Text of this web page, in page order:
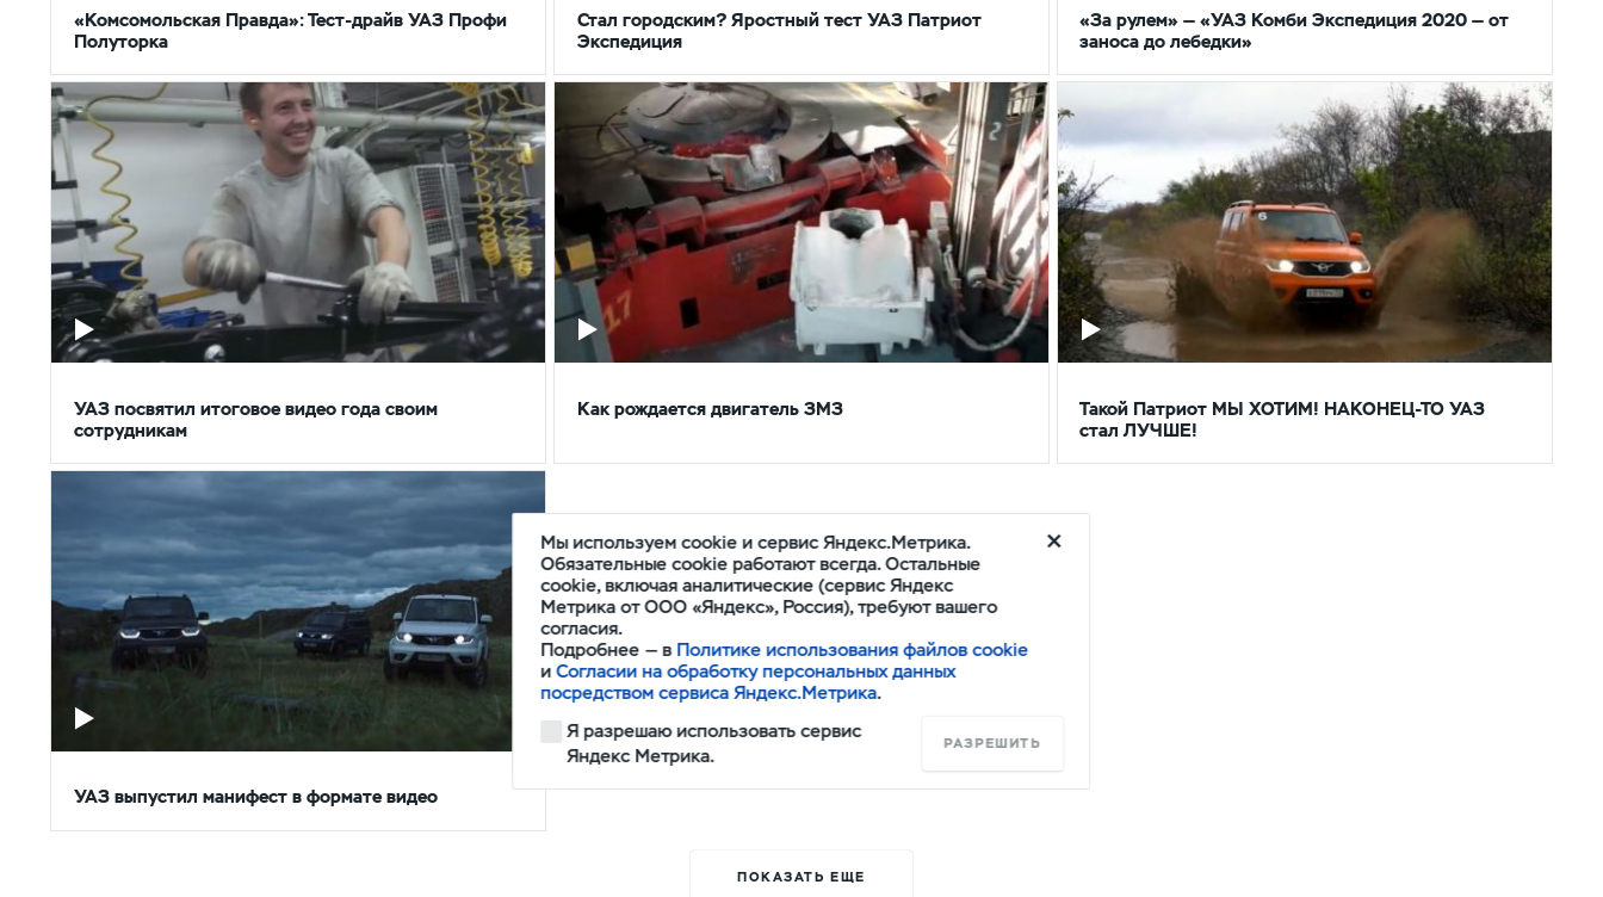
«Комсомольская Правда»: Тест-драйв УАЗ Профи
Полуторка
Стал городским? Яростный тест УАЗ Патриот
Экспедиция
«За рулем» — «УАЗ Комби Экспедиция 2020 — от
заноса до лебедки»
УАЗ посвятил итоговое видео года своим
сотрудникам
Как рождается двигатель ЗМЗ
Такой Патриот МЫ ХОТИМ! НАКОНЕЦ-ТО УАЗ
стал ЛУЧШЕ!
УАЗ выпустил манифест в формате видео
ПОКАЗАТЬ ЕЩЕ
Мы используем cookie и сервис Яндекс.Метрика.
Обязательные cookie работают всегда. Остальные
cookie, включая аналитические (сервис Яндекс
Метрика от ООО «Яндекс», Россия), требуют вашего
согласия.
Подробнее — в Политике использования файлов cookie
иСогласии на обработку персональных данных
посредством сервиса Яндекс.Метрика.
Я разрешаю использовать сервис
Яндекс Метрика.
РАЗРЕШИТЬ